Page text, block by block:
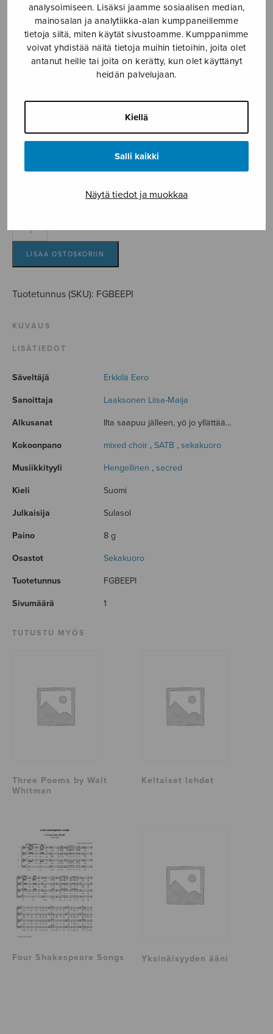
analysoimiseen. Lisäksi jaamme sosiaalisen median,
mainosalan ja analytiikka-alan kumppaneillemme
tietoja siitä, miten käytät sivustoamme. Kumppanimme
voivat yhdistää näitä tietoja muihin tietoihin, joita olet
antanut heille tai joita on kerätty, kun olet käyttänyt
heidän palvelujaan.
Kiellä
Salli kaikki
Näytä tiedot ja muokkaa
iltarukous
iltarukous
määräLISÄÄ OSTOSKORIIN
Tuotetunnus (SKU): FGBEEPI
KUVAUS
LISÄTIEDOT
Säveltäjä Erkkilä Eero
Sanoittaja Laaksonen Liisa-Maija
Alkusanat Ilta saapuu jälleen, yö jo yllättää...
Kokoonpano mixed choir , SATB , sekakuoro
Musiikkityyli Hengellinen , sacred
Kieli Suomi
Julkaisija Sulasol
Paino 8 g
Osastot Sekakuoro
Tuotetunnus FGBEEPI
Sivumäärä 1
TUTUSTU MYÖS
Three Poems by Walt
Whitman
Keltaiset lehdet
Four Shakespeare Songs Yksinäisyyden ääni